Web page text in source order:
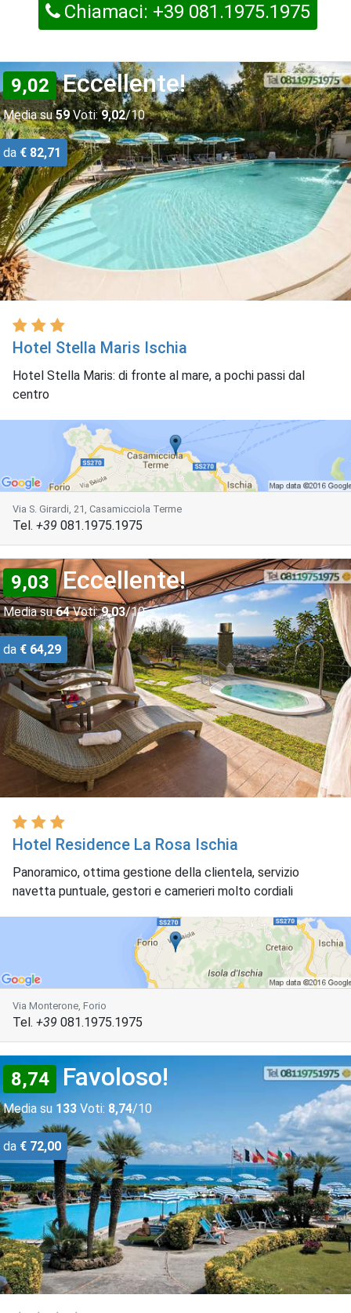
Chiamaci: +39 081.1975.1975
9,02 Eccellente!
Media su59Voti: 9,02/10
da € 82,71
Hotel Stella Maris Ischia
Hotel Stella Maris: di fronte al mare, a pochi passi dal
centro
Via S. Girardi, 21, Casamicciola Terme
Tel. +39 081.1975.1975
9,03 Eccellente!
Media su64Voti: 9,03/10
da € 64,29
Hotel Residence La Rosa Ischia
Panoramico, ottima gestione della clientela, servizio
navetta puntuale, gestori e camerieri molto cordiali
Via Monterone, Forio
Tel. +39 081.1975.1975
8,74 Favoloso!
Media su 133 Voti: 8,74/10
da € 72,00